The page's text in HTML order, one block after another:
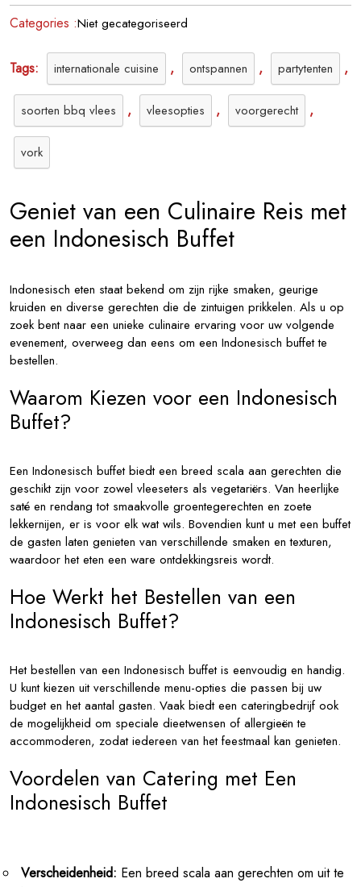
Categories :Niet gecategoriseerd
Tags: internationale cuisine , ontspannen , partytenten ,
soorten bbq vlees , vleesopties , voorgerecht ,
vork
Geniet van een Culinaire Reis met
een Indonesisch Buffet
Indonesisch eten staat bekend om zijn rijke smaken, geurige
kruiden en diverse gerechten die de zintuigen prikkelen. Als u op
zoek bent naar een unieke culinaire ervaring voor uw volgende
evenement, overweeg dan eens om een Indonesisch buffet te
bestellen.
Waarom Kiezen voor een Indonesisch
Buffet?
Een Indonesisch buffet biedt een breed scala aan gerechten die
geschikt zijn voor zowel vleeseters als vegetariërs. Van heerlijke
saté en rendang tot smaakvolle groentegerechten en zoete
lekkernijen, er is voor elk wat wils. Bovendien kunt u met een buffet
de gasten laten genieten van verschillende smaken en texturen,
waardoor het eten een ware ontdekkingsreis wordt.
Hoe Werkt het Bestellen van een
Indonesisch Buffet?
Het bestellen van een Indonesisch buffet is eenvoudig en handig.
U kunt kiezen uit verschillende menu-opties die passen bij uw
budget en het aantal gasten. Vaak biedt een cateringbedrijf ook
de mogelijkheid om speciale dieetwensen of allergieën te
accommoderen, zodat iedereen van het feestmaal kan genieten.
Voordelen van Catering met Een
Indonesisch Buffet
Verscheidenheid: Een breed scala aan gerechten om uit te